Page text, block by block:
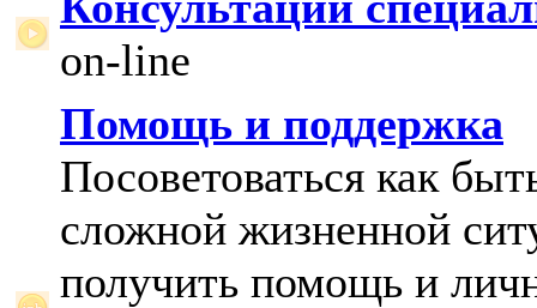
on-line
Помощь и поддержка
Посоветоваться как
сложной жизненной
получить помощь и